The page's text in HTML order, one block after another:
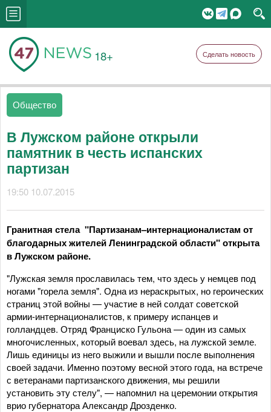
18+ Сделать новость
Общество
В Лужском районе открыли
памятник в честь испанских
партизан
19:50 10.07.2015
Гранитная стела "Партизанам–интернационалистам от
благодарных жителей Ленинградской области" открыта
в Лужском районе.
"Лужская земля прославилась тем, что здесь у немцев под
ногами "горела земля". Одна из нераскрытых, но героических
страниц этой войны — участие в ней солдат советской
армии-интернационалистов, к примеру испанцев и
голландцев. Отряд Франциско Гульона — один из самых
многочисленных, который воевал здесь, на лужской земле.
Лишь единицы из него выжили и вышли после выполнения
своей задачи. Именно поэтому весной этого года, на встрече
с ветеранами партизанского движения, мы решили
установить эту стелу", — напомнил на церемонии открытия
врио губернатора Александр Дрозденко.